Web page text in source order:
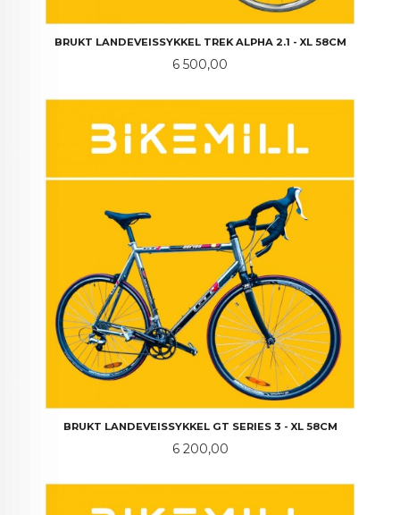
BRUKT LANDEVEISSYKKEL TREK ALPHA 2.1 - XL 58CM
Pris
6 500,00
BRUKT LANDEVEISSYKKEL GT SERIES 3 - XL 58CM
Pris
6 200,00